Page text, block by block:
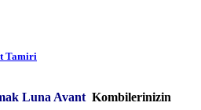
Tamiri
Luna Avant Kombilerinizin